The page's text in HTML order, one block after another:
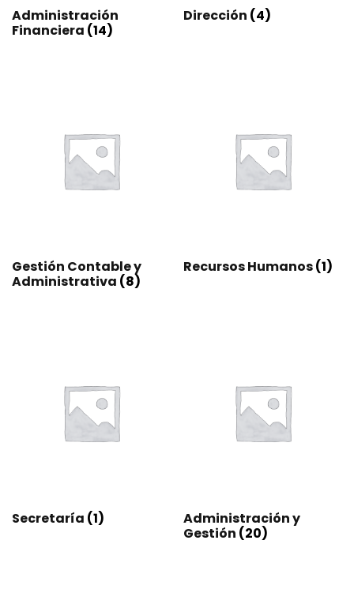
Administración
Financiera (14)
Dirección (4)
Gestión Contable y
Administrativa (8)
Recursos Humanos(1)
Secretaría (1)
Administración y
Gestión (20)